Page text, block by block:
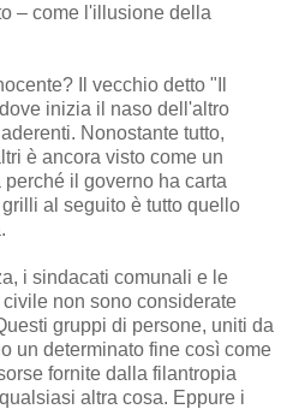
– come l'illusione della
Il vecchio detto "Il
inizia il naso dell'altro
Nonostante tutto,
è ancora visto come un
il governo ha carta
al seguito è tutto quello
i sindacati comunali e le
non sono considerate
gruppi di persone, uniti da
un determinato fine così come
fornite dalla filantropia
altra cosa. Eppure i